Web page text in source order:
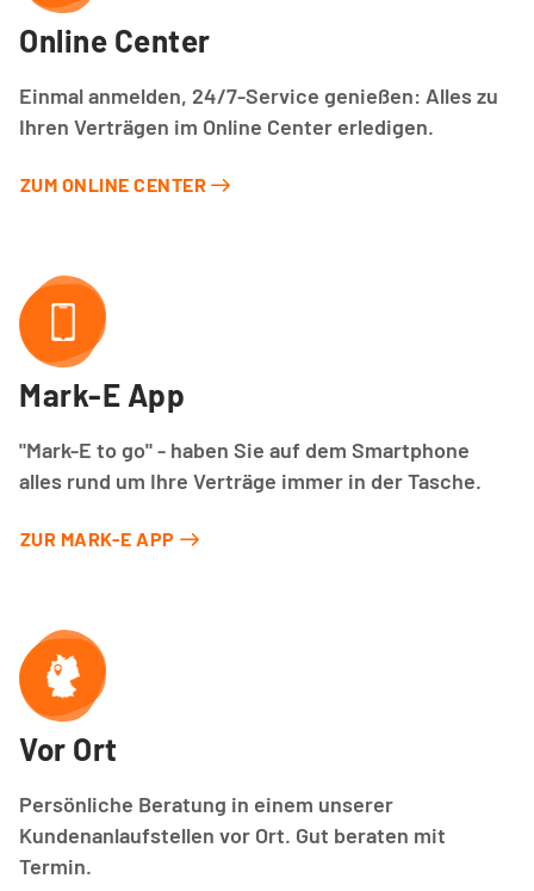
Online Center
Einmal anmelden, 24/7-Service genießen: Alles zu
Ihren Verträgen im Online Center erledigen.
ZUM ONLINE CENTER
Mark-E App
"Mark-E to go" - haben Sie auf dem Smartphone
alles rund um Ihre Verträge immer in der Tasche.
ZUR MARK-E APP
Vor Ort
Persönliche Beratung in einem unserer
Kundenanlaufstellen vor Ort. Gut beraten mit
Termin.